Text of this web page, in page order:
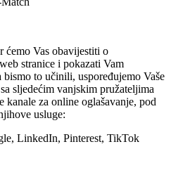
ćemo Vas obavijestiti o
stranice i pokazati Vam
to učinili, uspoređujemo Vaše
sljedećim vanjskim pružateljima
za online oglašavanje, pod
usluge:
LinkedIn, Pinterest, TikTok